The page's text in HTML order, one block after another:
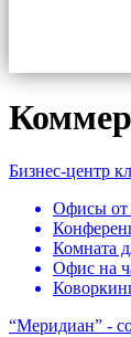
Бизнес-центр
Офисы от
Комната
Офис на
“Меридиан” -